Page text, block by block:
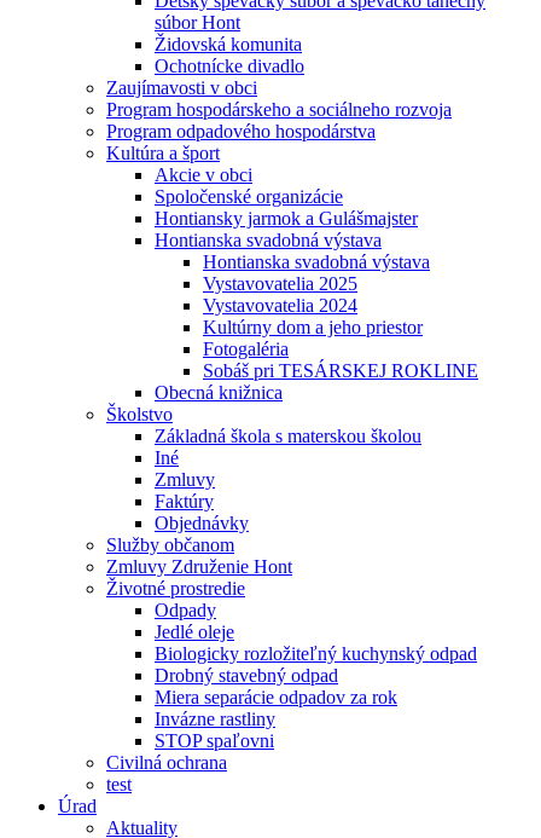
súbor Hont
Židovská komunita
Ochotnícke divadlo
Zaujímavosti v obci
Program hospodárskeho a sociálneho rozvoja
Program odpadového hospodárstva
Kultúra a šport
Akcie v obci
Spoločenské organizácie
Hontiansky jarmok a Gulášmajster
Hontianska svadobná výstava
Hontianska svadobná výstava
Vystavovatelia 2025
Vystavovatelia 2024
Kultúrny dom a jeho priestor
Fotogaléria
Sobáš pri TESÁRSKEJ ROKLINE
Obecná knižnica
Školstvo
Základná škola s materskou školou
Iné
Zmluvy
Faktúry
Objednávky
Služby občanom
Zmluvy Združenie Hont
Životné prostredie
Odpady
Jedlé oleje
Biologicky rozložiteľný kuchynský odpad
Drobný stavebný odpad
Miera separácie odpadov za rok
Invázne rastliny
STOP spaľovni
Civilná ochrana
test
Úrad
Aktuality